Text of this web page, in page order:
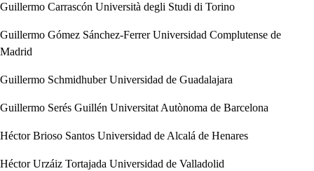
Guillermo Carrascón Università degli Studi di Torino
Guillermo Gómez Sánchez-Ferrer Universidad Complutense de
Madrid
Guillermo Schmidhuber Universidad de Guadalajara
Guillermo Serés Guillén Universitat Autònoma de Barcelona
Héctor Brioso Santos Universidad de Alcalá de Henares
Héctor Urzáiz Tortajada Universidad de Valladolid